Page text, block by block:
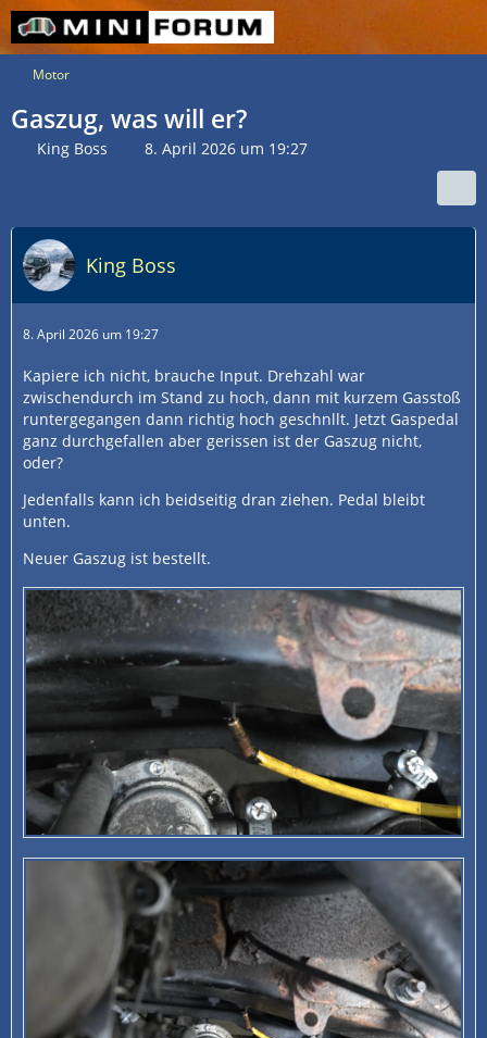
Motor
Gaszug, was will er?
King Boss 8. April 2026 um 19:27
King Boss
8. April 2026 um 19:27
Kapiere ich nicht, brauche Input. Drehzahl war
zwischendurch im Stand zu hoch, dann mit kurzem Gasstoß
runtergegangen dann richtig hoch geschnllt. Jetzt Gaspedal
ganz durchgefallen aber gerissen ist der Gaszug nicht,
oder?
Jedenfalls kann ich beidseitig dran ziehen. Pedal bleibt
unten.
Neuer Gaszug ist bestellt.